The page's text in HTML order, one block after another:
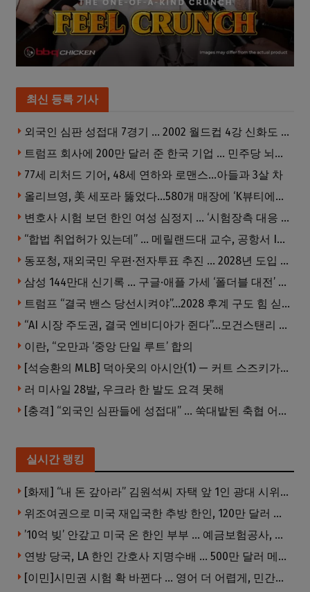
최신 등록 기사
외국인 심판 성접대 7경기 … 2002 월드컵 4강 신화도 흔들
트럼프 회사에 200만 달러 준 한국 기업 … 민주당 뇌물의혹 조사
77세 리처드 기어, 48세 연하와 로맨스…아들과 3살 차
올리브영, 美 세포라 뚫었다…580개 매장에 ‘K뷰티에딧’ 론칭
변호사 시험 보던 한인 여성 심정지 … ‘시험장측 대응 부적절’ 소송
“합법 취업허가 있는데” … 메릴랜드대 교수, 공항서 ICE에 체포, 구금 중
동포청, 재외국민 우편·전자투표 추진 … 2028년 도입 목표
삼성 144만대 신기록 … 구글·애플 가세 ‘폴더블 대전’ 열린다
트럼프 “결국 밴스 당선시켜야”…2028 후계 구도 힘 싣나
“AI 시장 주도권, 결국 엔비디아가 쥔다”…모건스탠리 장담
이란, “오만과 ‘중앙 단일 루트’ 합의
[석승환의 MLB] 덕아웃의 아시안(1) — 커트 스즈키가 우리에게 묻는 것
러 미사일 28발, 우크라 한 발도 요격 못해
[충격] “외국인 심판들에 성접대” … 쑥대밭된 축협 어디까지 추락하나
실시간 랭킹
[화제] “내 돈 갚아라” 김원석씨 자택 앞 1인 광대 시위 … 한인 투자사, “108만 달러 못받아”
위조여권으로 미국 재입국한 추방 한인, 120만 달러 은행 사기 행각
’10억 빚’ 안갚고 미국 온 한인 부부 … 예금보험공사, 미국서 소송
연방 당국, LA 한인 간호사 지명수배 … 500만 달러 메디캐어 사기, 선고 직전 한국 도주
[이민]시민권 시험 확 바뀐다 … 영어 더 어렵게, 민간시험 도입 추진